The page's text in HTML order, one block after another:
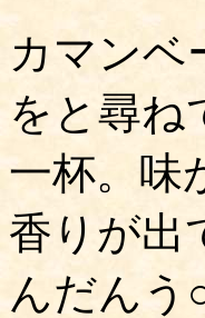
カマンベ
をと尋ね
一杯。味
香りが出
んだんう